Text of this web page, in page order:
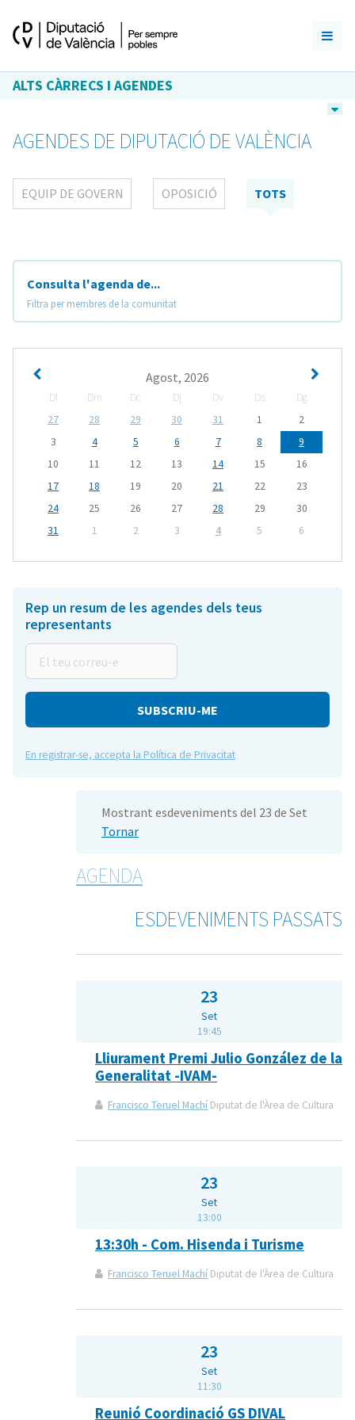
ALTS CÀRRECS I AGENDES
AGENDES DE DIPUTACIÓ DE VALÈNCIA
EQUIP DE GOVERN OPOSICIÓ TOTS
Consulta l'agenda de...
Filtra per membres de la comunitat
Agost, 2026
Dl Dm Dc Dj Dv Ds
Dg
27
28 29 30 31 1
2
3
4 5 6 7 8
9
10
11 12 13 14 15
16
17
18 19 20 21 22
23
24
25 26 27 28 29
30
31
1 2 3 4 5 6
Rep un resum de les agendes dels teus
representants
teu
correu-
En registrar-se, accepta la Política de Privacitat
Mostrant esdeveniments del 23 de Set
Tornar
AGENDA
ESDEVENIMENTS PASSATS
23
Set
19:45
Lliurament Premi Julio González de la
Generalitat -IVAM-
Francisco Teruel Machí Diputat de l'Àrea de Cultura
23
Set
13:00
13:30h - Com. Hisenda i Turisme
Francisco Teruel Machí Diputat de l'Àrea de Cultura
23
Set
11:30
Reunió Coordinació GS DIVAL